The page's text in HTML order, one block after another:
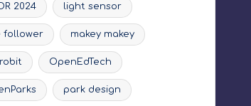
2024 light sensor
follower makey makey
OpenEdTech
park design